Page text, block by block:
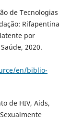
de Tecnologias
Rifapentina
por
2020.
en/biblio-
de HIV, Aids,